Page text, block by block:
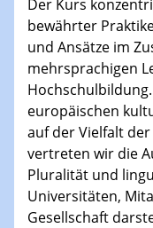
Wir freuen uns,
Aurora BIP
European Identity
Mal von der
(Tarragona)
Der Kurs
bewährter
und Ansätze im
mehrsprachigen
Hochschulbildung.